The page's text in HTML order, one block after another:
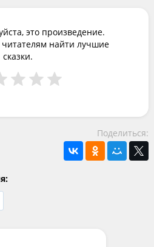
это произведение.
найти лучшие
сказки.
Поделиться: